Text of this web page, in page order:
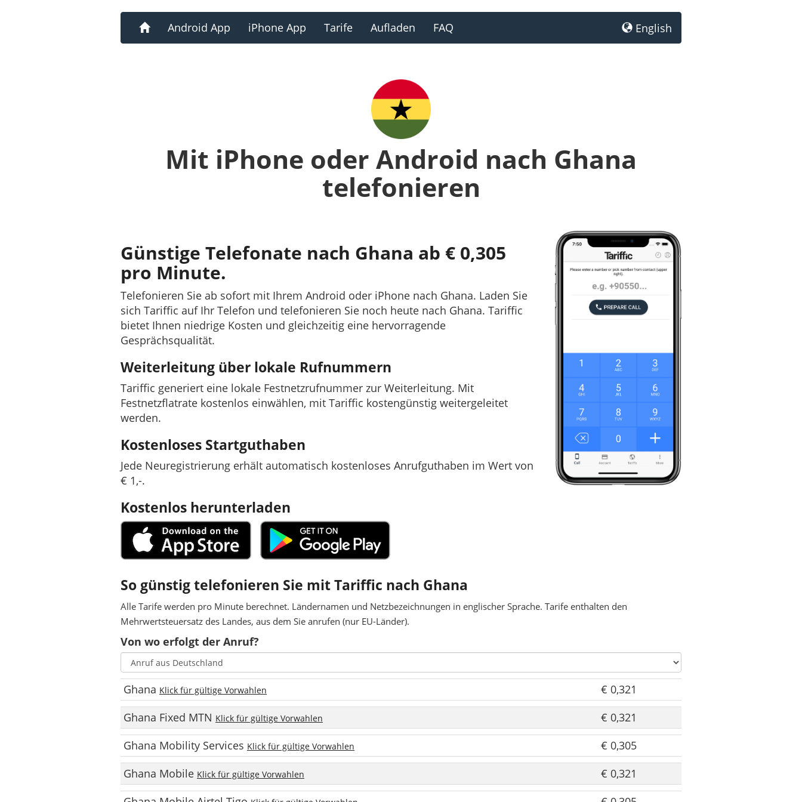
HomeAndroid App iPhone App Tarife Aufladen FAQ English
Mit iPhone oder Android nach Ghana
telefonieren
Günstige Telefonate nach Ghana ab € 0,305
pro Minute.
Telefonieren Sie ab sofort mit Ihrem Android oder iPhone nach Ghana. Laden Sie
sich Tariffic auf Ihr Telefon und telefonieren Sie noch heute nach Ghana. Tariffic
bietet Ihnen niedrige Kosten und gleichzeitig eine hervorragende
Gesprächsqualität.
Weiterleitung über lokale Rufnummern
Tariffic generiert eine lokale Festnetzrufnummer zur Weiterleitung. Mit
Festnetzflatrate kostenlos einwählen, mit Tariffic kostengünstig weitergeleitet
werden.
Kostenloses Startguthaben
Jede Neuregistrierung erhält automatisch kostenloses Anrufguthaben im Wert von
€ 1,-.
Kostenlos herunterladen
So günstig telefonieren Sie mit Tariffic nach Ghana
Alle Tarife werden pro Minute berechnet. Ländernamen und Netzbezeichnungen in englischer Sprache. Tarife enthalten den
Mehrwertsteuersatz des Landes, aus dem Sie anrufen (nur EU-Länder).
Von wo erfolgt der Anruf?
Ghana Klick für gültige Vorwahlen
€ 0,321
Ghana Fixed MTN Klick für gültige Vorwahlen
€ 0,321
Ghana Mobility Services Klick für gültige Vorwahlen
€ 0,305
Ghana Mobile Klick für gültige Vorwahlen
€ 0,321